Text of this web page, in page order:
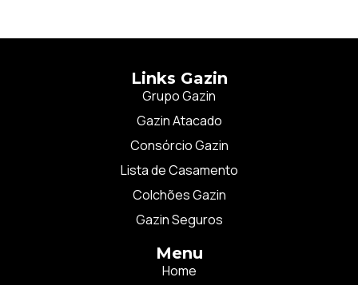
Links Gazin
Grupo Gazin
Gazin Atacado
Consórcio Gazin
Lista de Casamento
Colchões Gazin
Gazin Seguros
Menu
Home